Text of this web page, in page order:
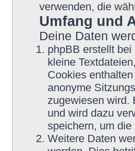
verwenden, die
Umfang und
Deine Daten
phpBB erstellt
kleine
Cookies
anonyme
zugewiesen wird.
und wird dazu
speichern, um
Weitere Daten